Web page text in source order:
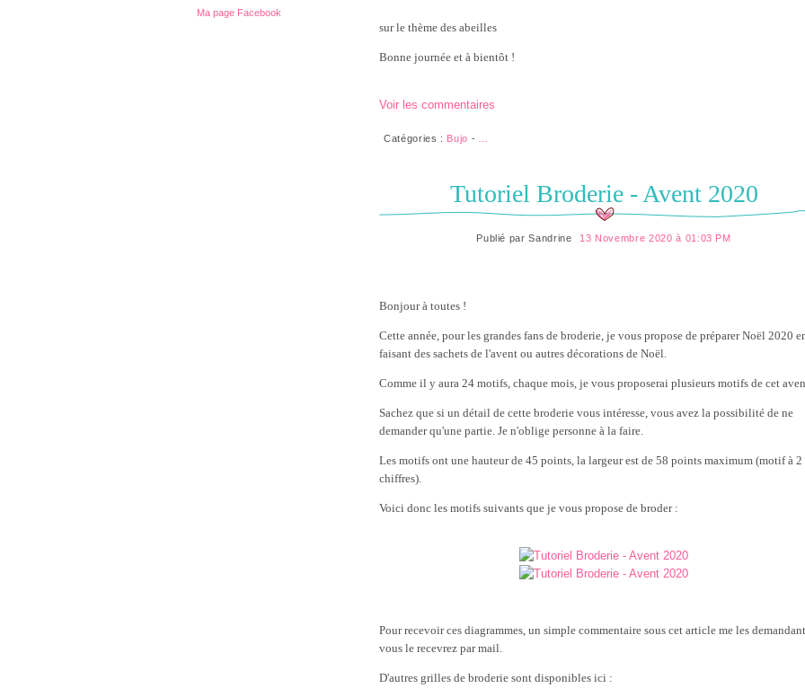
Ma page Facebook
sur le thème des abeilles
Bonne journée et à bientôt !
Voir les commentaires
Catégories : Bujo -
Tutoriel Broderie - Avent 2020
Publié parSandrine 13 Novembre 2020 à 01:03 PM
Bonjour à toutes !
Cette année, pour les grandes fans de broderie, je vous propose de préparer Noël 2020
faisant des sachets de l'avent ou autres décorations de Noël.
Comme il y aura 24 motifs, chaque mois, je vous proposerai plusieurs motifs de cet
Sachez que si un détail de cette broderie vous intéresse, vous avez la possibilité de ne
demander qu'une partie. Je n'oblige personne à la faire.
Les motifs ont une hauteur de 45 points, la largeur est de 58 points maximum (motif à 2
chiffres).
Voici donc les motifs suivants que je vous propose de broder :
Pour recevoir ces diagrammes, un simple commentaire sous cet article me les
vous le recevrez par mail.
D'autres grilles de broderie sont disponibles ici :